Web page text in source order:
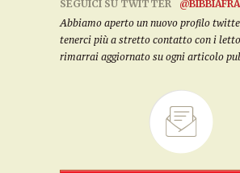
SEGUICI SU TWITTER
Abbiamo aperto un nuovo profilo
tenerci più a stretto contatto con i
rimarrai aggiornato su ogni articolo